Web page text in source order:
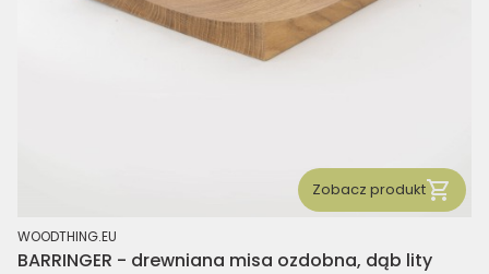
Zobacz produkt
PRODUCENT
WOODTHING.EU
BARRINGER - drewniana misa ozdobna, dąb lity